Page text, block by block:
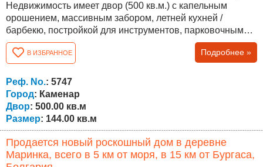
Недвижимость имеет двор (500 кв.м.) с капельным
орошением, массивным забором, летней кухней /
барбекю, постройкой для инструментов, парковочным
местом и множеством различных деревьев и
кустарников, в т. ч. вечнозеленых. Дом новый и
полностью меблированный, общая площадь составляет
144 кв.м. На первом этаже (63 кв.м.) есть большая кухня,
гостиная/ зал с камином (водяная рубашка,...
В ИЗБРАННОЕ Подробнее »
Реф. No.: 5747
Город: Каменар
Двор: 500.00 кв.м
Размер: 144.00 кв.м
Продается новый роскошный дом в деревне
Маринка, всего в 5 км от моря, в 15 км от Бургаса,